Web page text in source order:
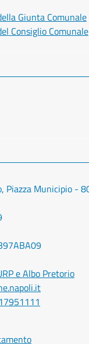
Giunta Comunale
Consiglio Comunale
Piazza Municipio -
e Albo Pretorio